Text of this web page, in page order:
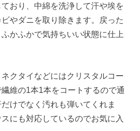
おり、中綿を洗浄して汗や埃を
やダニを取り除きます。戻った
かふかで気持ちいい状態に仕上
クタイなどにはクリスタルコー
維の1本1本をコートするので通
けでなく汚れも弾いてくれま
にも対応しているのでお気に入